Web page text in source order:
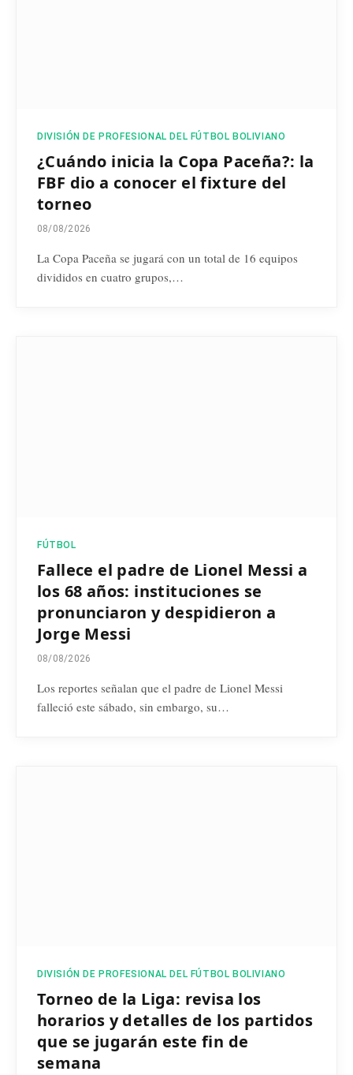
DIVISIÓN DE PROFESIONAL DEL FÚTBOL BOLIVIANO
¿Cuándo inicia la Copa Paceña?: la
FBF dio a conocer el fixture del
torneo
08/08/2026
La Copa Paceña se jugará con un total de 16 equipos
divididos en cuatro grupos,…
FÚTBOL
Fallece el padre de Lionel Messi a
los 68 años: instituciones se
pronunciaron y despidieron a
Jorge Messi
08/08/2026
Los reportes señalan que el padre de Lionel Messi
falleció este sábado, sin embargo, su…
DIVISIÓN DE PROFESIONAL DEL FÚTBOL BOLIVIANO
Torneo de la Liga: revisa los
horarios y detalles de los partidos
que se jugarán este fin de
semana